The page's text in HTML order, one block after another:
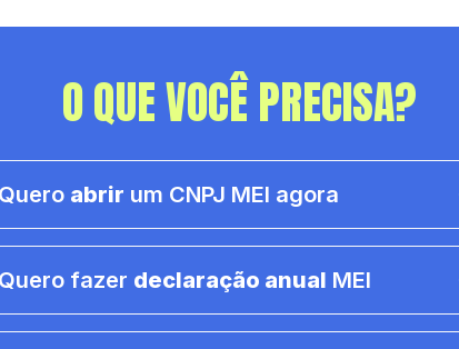
O QUE VOCÊ PRECISA?
Quero abrir um CNPJ MEI agora
Quero fazer declaração anual MEI